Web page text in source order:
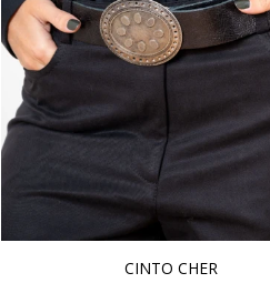
CINTO CHER